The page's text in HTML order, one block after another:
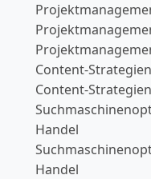
Content-
Content-
Handel
Handel